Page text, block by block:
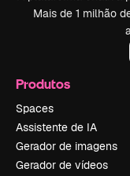
Mais de 1 milhão
Produtos
Spaces
Assistente de IA
Gerador de imagens
Gerador de vídeos